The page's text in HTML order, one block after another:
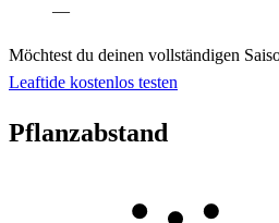
—
Möchtest du deinen vollständigen
Leaftide kostenlos testen
Pflanzabstand